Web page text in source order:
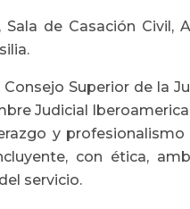
de Casación Civil,
Superior de la
Judicial
y
con ética,
servicio.